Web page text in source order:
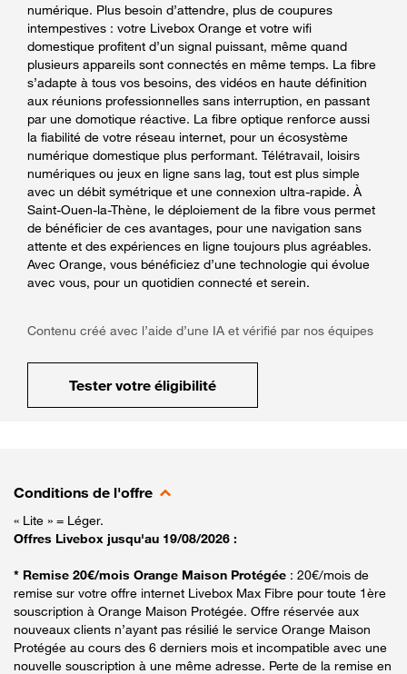
numérique. Plus besoin d’attendre, plus de coupures
intempestives : votre Livebox Orange et votre wifi
domestique profitent d’un signal puissant, même quand
plusieurs appareils sont connectés en même temps. La fibre
s’adapte à tous vos besoins, des vidéos en haute définition
aux réunions professionnelles sans interruption, en passant
par une domotique réactive. La fibre optique renforce aussi
la fiabilité de votre réseau internet, pour un écosystème
numérique domestique plus performant. Télétravail, loisirs
numériques ou jeux en ligne sans lag, tout est plus simple
avec un débit symétrique et une connexion ultra-rapide. À
Saint-Ouen-la-Thène, le déploiement de la fibre vous permet
de bénéficier de ces avantages, pour une navigation sans
attente et des expériences en ligne toujours plus agréables.
Avec Orange, vous bénéficiez d’une technologie qui évolue
avec vous, pour un quotidien connecté et serein.
Contenu créé avec l’aide d’une IA et vérifié par nos équipes
Tester votre éligibilité
Conditions de l'offre
« Lite » = Léger.
Offres Livebox jusqu'au 19/08/2026 :
* Remise 20€/mois Orange Maison Protégée : 20€/mois de
remise sur votre offre internet Livebox Max Fibre pour toute 1ère
souscription à Orange Maison Protégée. Offre réservée aux
nouveaux clients n’ayant pas résilié le service Orange Maison
Protégée au cours des 6 derniers mois et incompatible avec une
nouvelle souscription à une même adresse. Perte de la remise en